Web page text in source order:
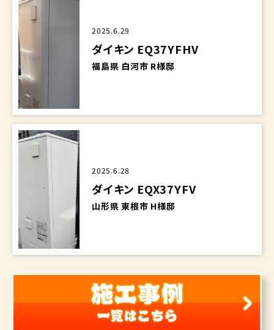
2025.6.29
ダイキン EQ37YFHV
福島県 白河市 R様邸
2025.6.28
ダイキン EQX37YFV
山形県 東根市 H様邸